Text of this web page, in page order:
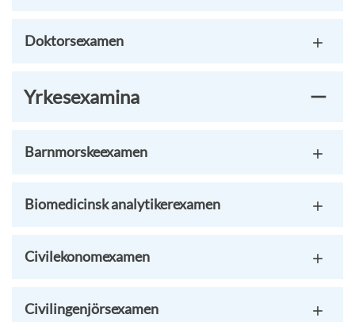
Doktorsexamen
Yrkesexamina
Barnmorskeexamen
Biomedicinsk analytikerexamen
Civilekonomexamen
Civilingenjörsexamen